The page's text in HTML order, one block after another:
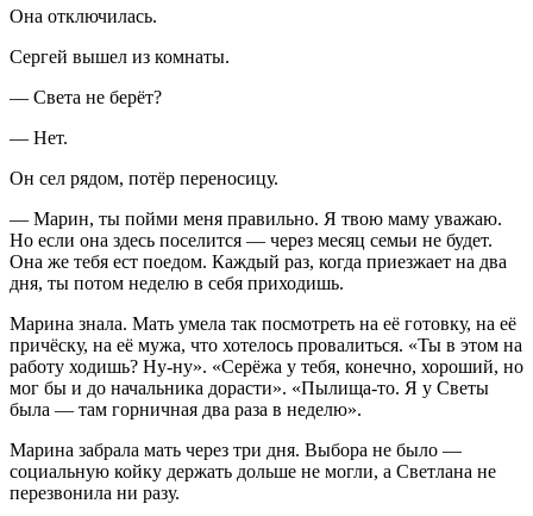
Она отключилась.
Сергей вышел из комнаты.
— Света не берёт?
— Нет.
Он сел рядом, потёр переносицу.
— Марин, ты пойми меня правильно. Я твою маму уважаю.
Но если она здесь поселится — через месяц семьи не будет.
Она же тебя ест поедом. Каждый раз, когда приезжает на два
дня, ты потом неделю в себя приходишь.
Марина знала. Мать умела так посмотреть на её готовку, на её
причёску, на её мужа, что хотелось провалиться. «Ты в этом на
работу ходишь? Ну-ну». «Серёжа у тебя, конечно, хороший, но
мог бы и до начальника дорасти». «Пылища-то. Я у Светы
была — там горничная два раза в неделю».
Марина забрала мать через три дня. Выбора не было —
социальную койку держать дольше не могли, а Светлана не
перезвонила ни разу.